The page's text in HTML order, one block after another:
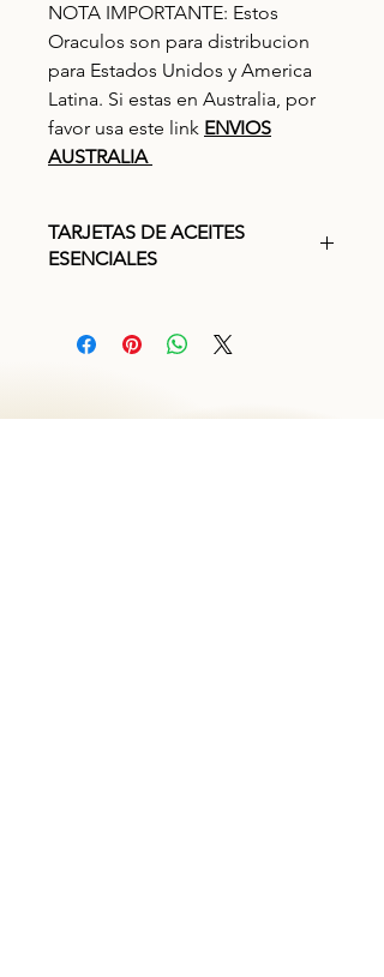
NOTA IMPORTANTE: Estos
Oraculos son para distribucion
para Estados Unidos y America
Latina. Si estas en Australia, por
favor usa este link ENVIOS
AUSTRALIA
TARJETAS DE ACEITES
ESENCIALES
esenciales todo en uno